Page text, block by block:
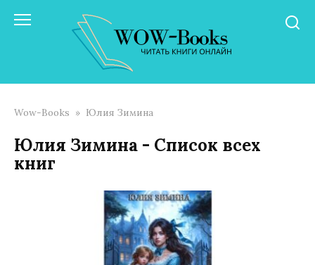
Wow-Books » Юлия Зимина
Юлия Зимина - Список всех
книг